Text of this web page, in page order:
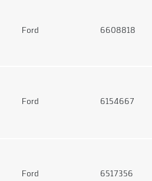
Ford 6608818
Ford 6154667
Ford 6517356